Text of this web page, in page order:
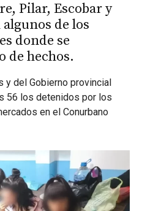
Pilar, Escobar y
de los
donde se
de hechos.
y del Gobierno provincial
56 los detenidos por los
en el Conurbano